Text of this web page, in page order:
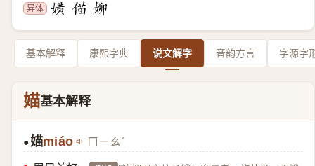
异体
基本解释 康熙字典 说文解字 音韵方言 字源字
媌基本解释
● 媌miáo ㄇㄧㄠˊ